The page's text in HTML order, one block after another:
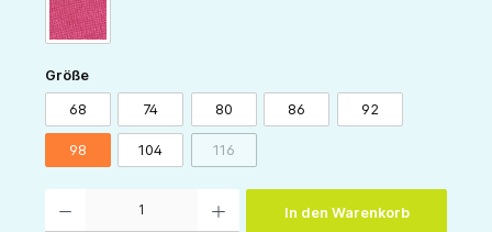
pink
Größeauswählen
68 74 80 86 92
98 104 116(Diese Option ist zurzeit nicht verfügbar.)
In den Warenkorb